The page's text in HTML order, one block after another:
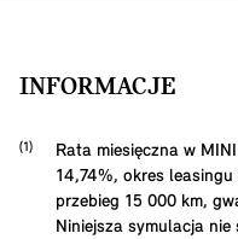
INFORMACJE
Rata miesięczna w
14,74%, okres leasingu
przebieg 15 000 km,
Niniejsza symulacja